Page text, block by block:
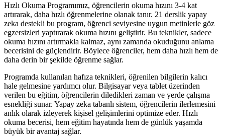
Hızlı Okuma Programımız, öğrencilerin okuma hızını 3-4 kat
artırarak, daha hızlı öğrenmelerine olanak tanır. 21 derslik yapay
zeka destekli bu program, öğrenci seviyesine uygun metinlerle göz
egzersizleri yaptırarak okuma hızını geliştirir. Bu teknikler, sadece
okuma hızını artırmakla kalmaz, aynı zamanda okuduğunu anlama
becerisini de güçlendirir. Böylece öğrenciler, hem daha hızlı hem de
daha derin bir şekilde öğrenme sağlar.
Programda kullanılan hafıza teknikleri, öğrenilen bilgilerin kalıcı
hale gelmesine yardımcı olur. Bilgisayar veya tablet üzerinden
verilen bu eğitim, öğrencilerin diledikleri zaman ve yerde çalışma
esnekliği sunar. Yapay zeka tabanlı sistem, öğrencilerin ilerlemesini
anlık olarak izleyerek kişisel gelişimlerini optimize eder. Hızlı
okuma becerisi, hem eğitim hayatında hem de günlük yaşamda
büyük bir avantaj sağlar.